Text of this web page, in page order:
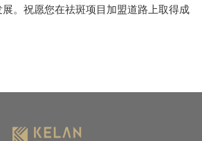
。祝愿您在祛斑项目加盟道路上取得成